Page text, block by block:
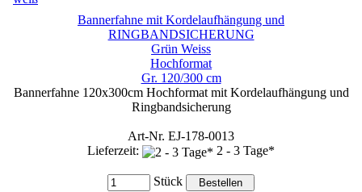
Bannerfahne mit Kordelaufhängung und
RINGBANDSICHERUNG
Grün Weiss
Hochformat
Gr. 120/300 cm
Bannerfahne 120x300cm Hochformat mit Kordelaufhängung und
Ringbandsicherung
Art-Nr. EJ-178-0013
Lieferzeit:
2 - 3 Tage*
Stück